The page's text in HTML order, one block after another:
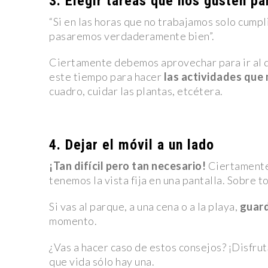
lince y ocelote reciben atención integral
Fallece Pilo Chistes, el reconocido comediante
Retiro Masivo de Honda: 750 mil Vehículos con
Sensor de Airbag
Nayib Bukele es reelegido como presidente de El
medio de controversias
Diablos Rojos y Yankees de Nueva York Disputarán
en México
¿Cómo Está EE. UU. Combatiendo los Deepfakes?
Ryan Gosling Critica a los Óscar por Dejar Fuera a
“Si en las horas que no trabajamos solo
pasaremos verdaderamente bien”.
Ciertamente debemos aprovechar para ir al
este tiempo para hacer las actividades que
cuadro, cuidar las plantas, etcétera.
4. Dejar el móvil a un lado
¡Tan difícil pero tan necesario!
tenemos la vista fija en una pantalla. Sobre
Si vas al parque, a una cena o a la playa,
momento.
¿Vas a hacer caso de estos consejos?
que vida sólo hay una.